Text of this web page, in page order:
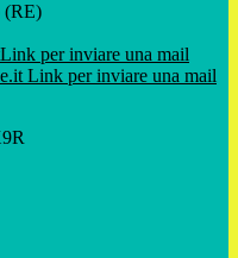
(RE)
Link per inviare una mail
Link per inviare una mail